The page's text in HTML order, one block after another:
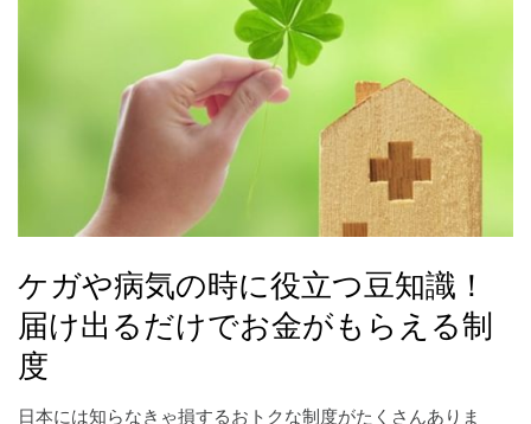
ケガや病気の時に役立つ豆知識！
届け出るだけでお金がもらえる制
度
日本には知らなきゃ損するおトクな制度がたくさんありま